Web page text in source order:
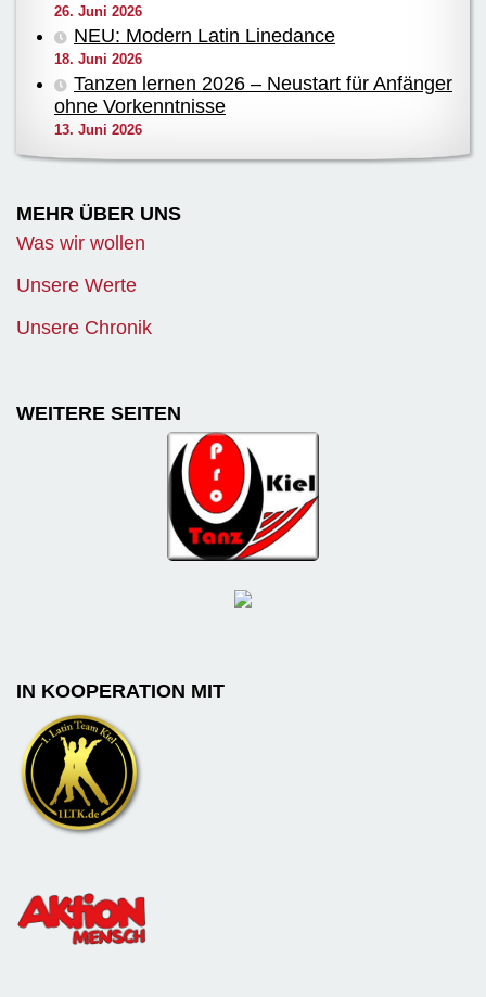
26. Juni 2026
NEU: Modern Latin Linedance
18. Juni 2026
Tanzen lernen 2026 – Neustart für Anfänger
ohne Vorkenntnisse
13. Juni 2026
MEHR ÜBER UNS
Was wir wollen
Unsere Werte
Unsere Chronik
WEITERE SEITEN
IN KOOPERATION MIT